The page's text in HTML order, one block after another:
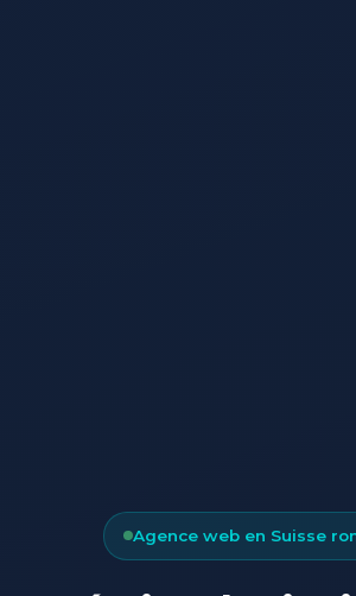
Agence web en Suisse